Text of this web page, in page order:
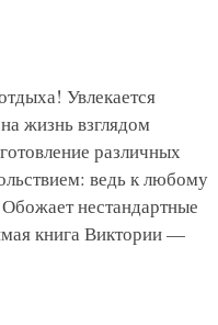
Увлекается
жизнь взглядом
различных
ведь к любому
нестандартные
книга Виктории —